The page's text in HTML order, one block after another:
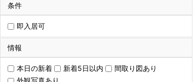
条件
即入居可
情報
本日の新着 新着5日以内
間取り図あり